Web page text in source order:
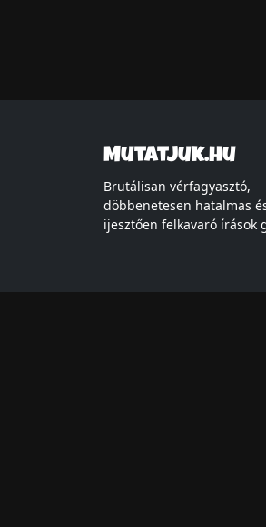
Mutatjuk.hu
Brutálisan vérfagyasztó,
döbbenetesen hatalmas
ijesztően felkavaró írások